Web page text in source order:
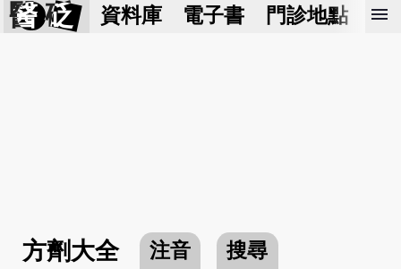
醫 砭 資料庫 電子書 門診地點 預
menu
方劑大全 注音 搜尋